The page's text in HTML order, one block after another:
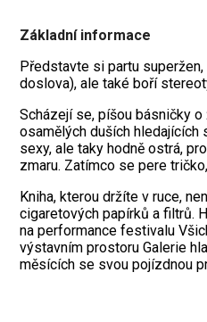
Základní informace
Představte si partu
doslova), ale také boří
Scházejí se, píšou básničky
osamělých duších hledajících
sexy, ale taky hodně ostrá,
zmaru. Zatímco se pere
Kniha, kterou držíte v ruce,
cigaretových papírků a filtrů.
na performance festivalu
výstavním prostoru Galerie
měsících se svou pojízdnou